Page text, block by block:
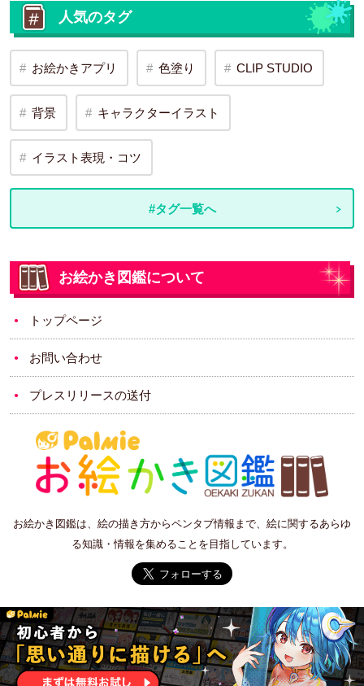
人気のタグ
お絵かきアプリ 色塗り CLIP STUDIO
背景 キャラクターイラスト
イラスト表現・コツ
#タグ一覧へ
お絵かき図鑑について
トップページ
お問い合わせ
プレスリリースの送付
お絵かき図鑑は、絵の描き方からペンタブ情報まで、絵に関するあらゆ
る知識・情報を集めることを目指しています。